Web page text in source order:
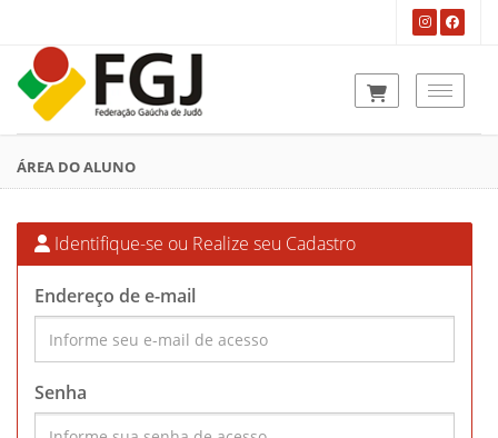
ÁREA DO ALUNO
Identifique-se ou Realize seu Cadastro
Endereço de e-mail
Senha